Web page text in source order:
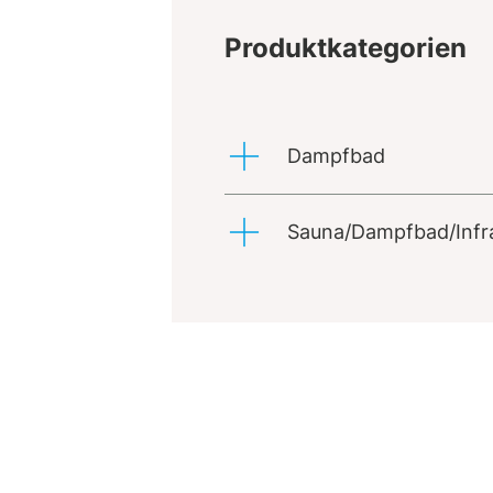
Produktkategorien
Dampfbad
Sauna/Dampfbad/